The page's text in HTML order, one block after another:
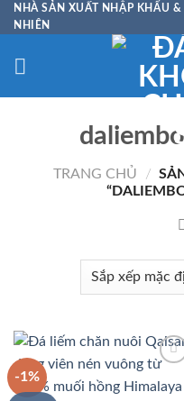
Skip
to
NHÀ SẢN XUẤT NHẬP KHẨU
NHIÊN
TRANG CHỦ /
-1%